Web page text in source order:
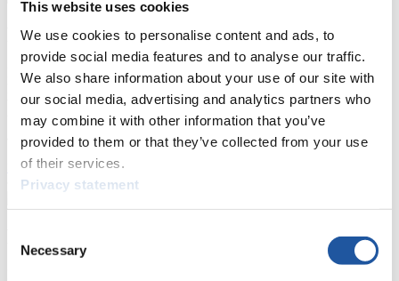
This website uses cookies
We use cookies to personalise content and ads, to
provide social media features and to analyse our traffic.
We also share information about your use of our site with
our social media, advertising and analytics partners who
may combine it with other information that you’ve
provided to them or that they’ve collected from your use
of their services.
Privacy statement
Selection
Necessary
Für Presse- und Medienvertreter
Hier finden Sie Informationen für Presse- und Medienvertreter. Sie
haben Zugriff auf Athletenbiographien und Informationen zu
Wettkämpfen. Außerdem können Sie Ihre Medienakkreditierung
beantragen, die Grundregeln des Rennrodelsports einsehen und
allgemeine Neuigkeiten einholen.
>> Weiter